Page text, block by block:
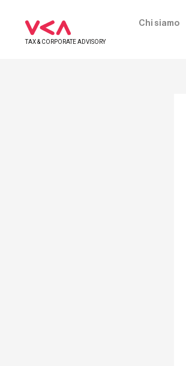
TAX & CORPORATE ADVISORY
Chi siamo